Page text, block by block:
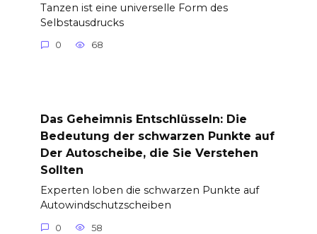
Tanzen ist eine universelle Form des
Selbstausdrucks
0 68
Das Geheimnis Entschlüsseln: Die
Bedeutung der schwarzen Punkte auf
Der Autoscheibe, die Sie Verstehen
Sollten
Experten loben die schwarzen Punkte auf
Autowindschutzscheiben
0 58